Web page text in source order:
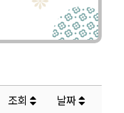
조회 날짜